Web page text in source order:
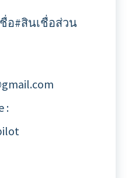
อ#สินเชื่อส่วน
: